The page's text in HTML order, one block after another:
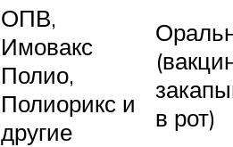
ОПВ,
Имовакс
Полио,
Полиорикс и
другие
в рот)